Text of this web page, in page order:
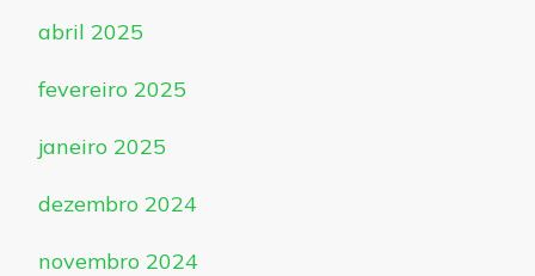
abril 2025
fevereiro 2025
janeiro 2025
dezembro 2024
novembro 2024